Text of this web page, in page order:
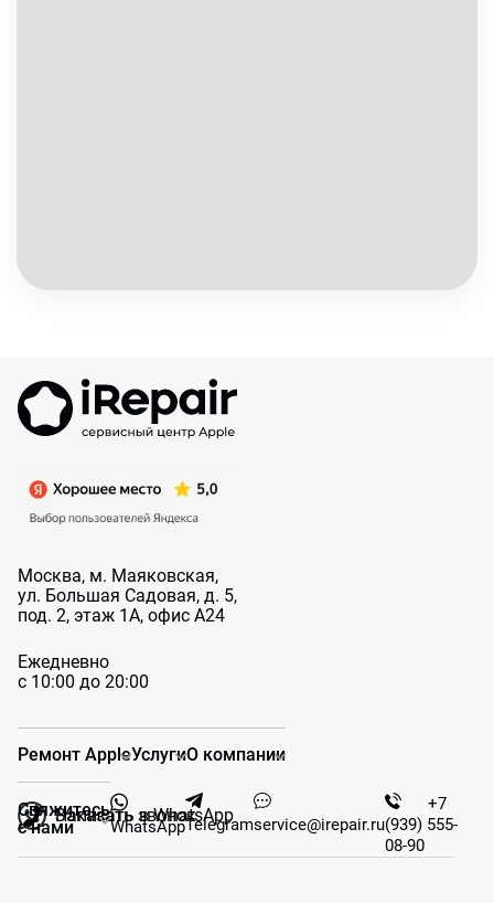
Москва, м. Маяковская,
ул. Большая Садовая, д. 5,
под. 2, этаж 1А, офис А24
Ежедневно
с 10:00 до 20:00
Заказать звонок
Написать в WhatsApp
Ремонт AppleУслугиО компании
Свяжитесь
с нами
WhatsAppTelegramservice@irepair.ru
+7
(939) 555-
08-90